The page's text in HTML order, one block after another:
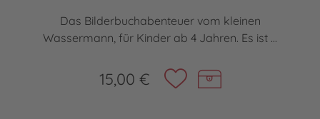
Das Bilderbuchabenteuer vom kleinen
Wassermann, für Kinder ab 4 Jahren. Es ist ...
15,00 €